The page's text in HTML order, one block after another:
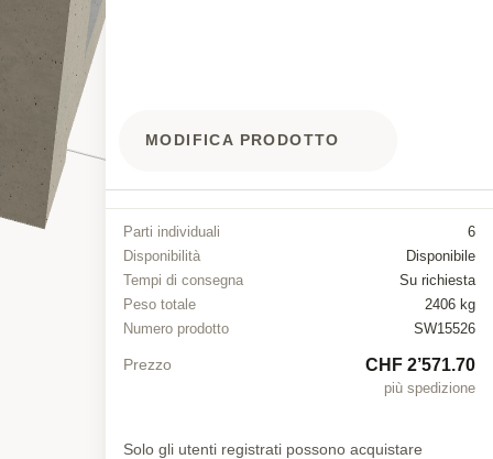
MODIFICA PRODOTTO
Parti individuali
6
Disponibilità
Disponibile
Tempi di consegna
Su richiesta
Peso totale
2406 kg
Numero prodotto
SW15526
Prezzo CHF 2’571.70
più spedizione
Solo gli utenti registrati possono acquistare